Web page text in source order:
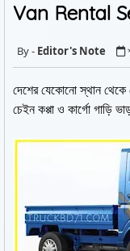
Van Rental
Editor's Note
দেশের যেকোনো স্থান
চেইন কপ্পা ও কার্গো গাড়ি